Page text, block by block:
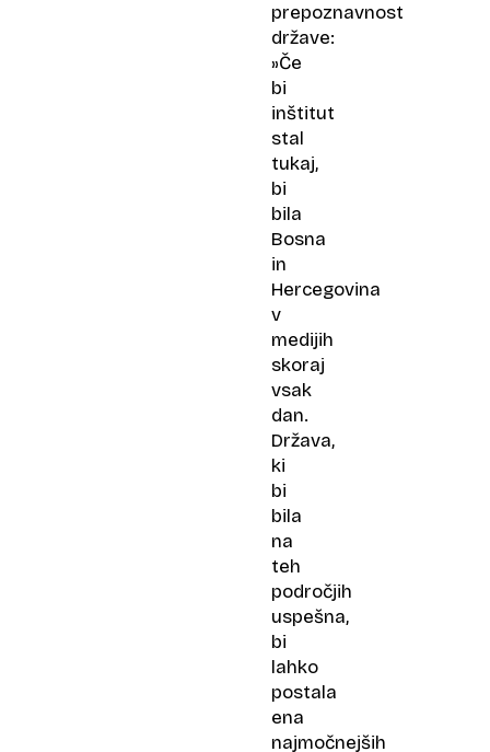
prepoznavnost
države:
»Če
bi
inštitut
stal
tukaj,
bi
bila
Bosna
in
Hercegovina
v
medijih
skoraj
vsak
dan.
Država,
ki
bi
bila
na
teh
področjih
uspešna,
bi
lahko
postala
ena
najmočnejših